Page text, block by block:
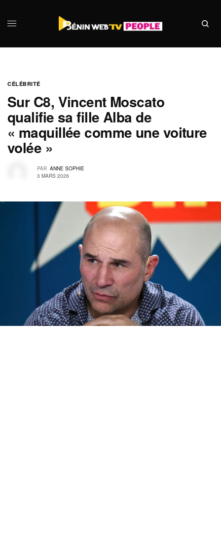
CÉLÉBRITÉ
Sur C8, Vincent Moscato
qualifie sa fille Alba de
« maquillée comme une voiture
volée »
PAR ANNE SOPHIE
3 MARS 2026